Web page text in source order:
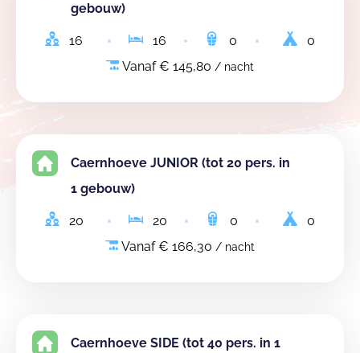
gebouw)
16 16 0
0
Vanaf € 145,80 / nacht
Caernhoeve JUNIOR (tot 20 pers. in
1 gebouw)
20 20 0
0
Vanaf € 166,30 / nacht
Caernhoeve SIDE (tot 40 pers. in 1